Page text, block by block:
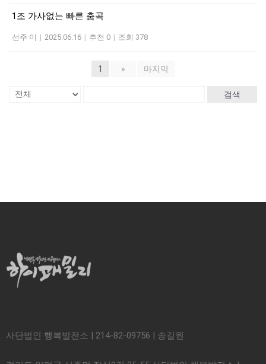
1조 가사없는 빠른 춤곡
선주 이 | 2025.06.16 | 추천 0 | 조회 378
1 » 마지막
검색
사단법인 행복발전소 | 214-82-09756 | 송길원